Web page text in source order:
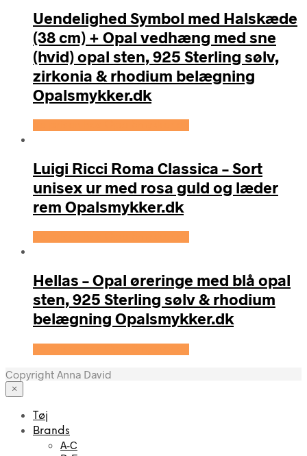
Uendelighed Symbol med Halskæde
(38 cm) + Opal vedhæng med sne
(hvid) opal sten, 925 Sterling sølv,
zirkonia & rhodium belægning
Opalsmykker.dk
Luigi Ricci Roma Classica – Sort
unisex ur med rosa guld og læder
rem Opalsmykker.dk
Hellas – Opal øreringe med blå opal
sten, 925 Sterling sølv & rhodium
belægning Opalsmykker.dk
Copyright Anna David
×
Tøj
Brands
A-C